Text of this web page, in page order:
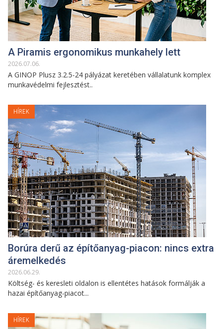
A Piramis ergonomikus munkahely lett
2026.07.06.
A GINOP Plusz 3.2.5-24 pályázat keretében vállalatunk komplex
munkavédelmi fejlesztést..
HÍREK
Borúra derű az építőanyag-piacon: nincs extra
áremelkedés
2026.06.29.
Költség- és keresleti oldalon is ellentétes hatások formálják a
hazai építőanyag-piacot...
HÍREK